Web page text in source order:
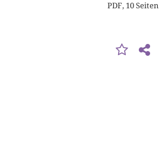
PDF, 10 Seiten